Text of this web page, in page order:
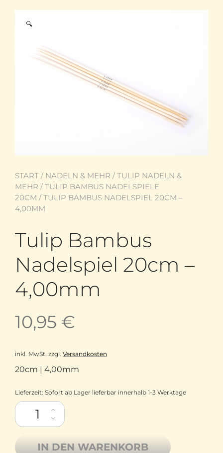
🔍
START / NADELN & MEHR /TULIP NADELN &
MEHR /TULIP BAMBUS NADELSPIELE
20CM / TULIP BAMBUS NADELSPIEL 20CM –
4,00MM
Tulip Bambus
Nadelspiel 20cm –
4,00mm
10,95 €
inkl. MwSt. zzgl. Versandkosten
20cm | 4,00mm
Lieferzeit: Sofort ab Lager lieferbar innerhalb 1-3 Werktage
Tulip Bambus Nadelspiel 20cm - 4,00mm Menge
IN DEN WARENKORB